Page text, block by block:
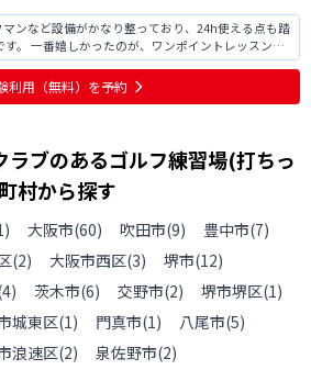
マンなど設備がかなり整っており、24h使える点も踏
ッスン！
ない時、インストラクターの意見の元練習したら、
利用（無料）を予約
ラブのあるゴルフ練習場(打ちっ
村から探す
) 大阪市(60) 吹田市(9) 豊中市(7)
(2) 大阪市西区(3) 堺市(12)
4) 茨木市(6) 交野市(2) 堺市堺区(1)
城東区(1) 門真市(1) 八尾市(5)
浪速区(2) 泉佐野市(2)